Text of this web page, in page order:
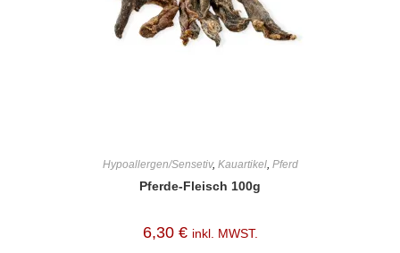
Hypoallergen/Sensetiv, Kauartikel, Pferd
Pferde-Fleisch 100g
6,30 € inkl. MWST.